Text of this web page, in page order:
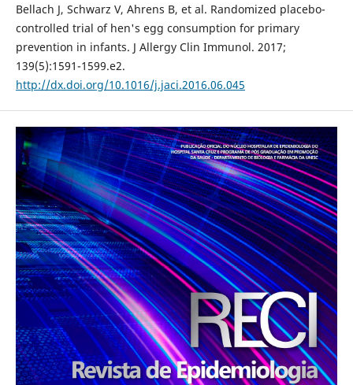
Bellach J, Schwarz V, Ahrens B, et al. Randomized placebo-
controlled trial of hen's egg consumption for primary
prevention in infants. J Allergy Clin Immunol. 2017;
139(5):1591-1599.e2.
http://dx.doi.org/10.1016/j.jaci.2016.06.045